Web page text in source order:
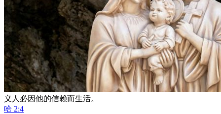
义人必因他的信赖而生活。
哈 2:4